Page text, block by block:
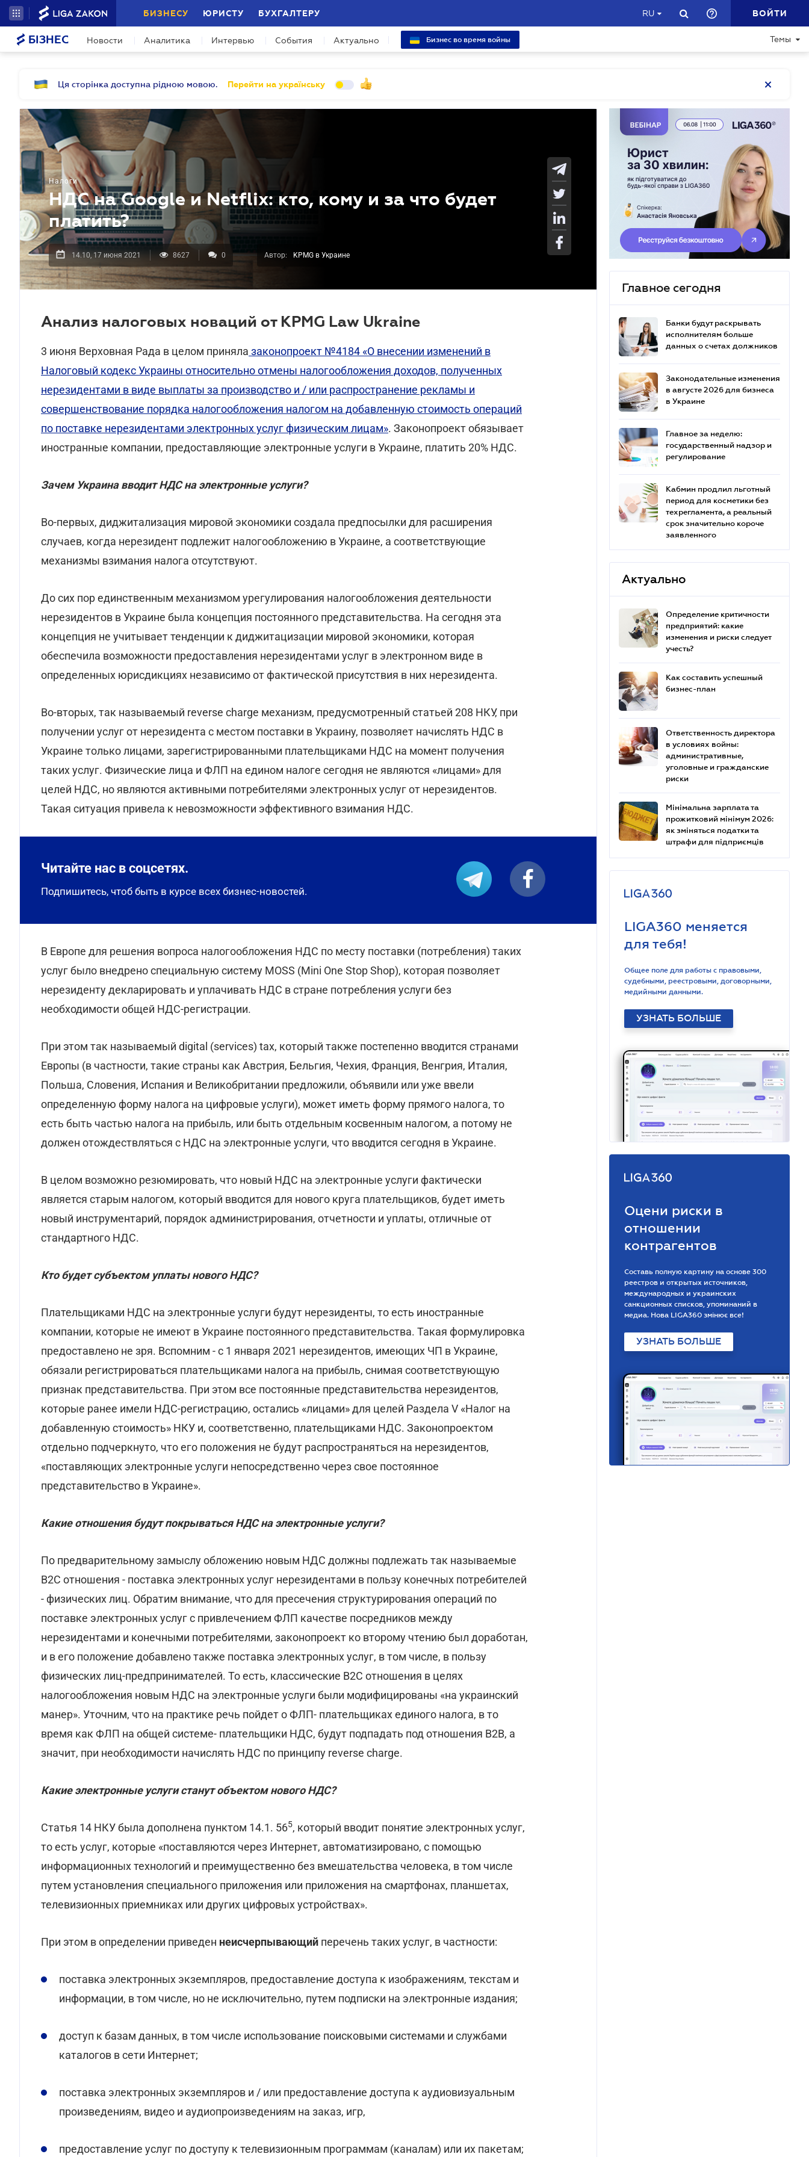
БИЗНЕСУ ЮРИСТУ БУХГАЛТЕРУ RU ВОЙТИ
БІЗНЕС Новости Аналитика Интервью События Актуально Бизнес во время войны Темы
Ця сторінка доступна рідною мовою. Перейти на українську
Налоги
НДС на Google и Netflix: кто, кому и за что будет
платить?
14.10, 17 июня 2021 8627 0 Автор: KPMG в Украине
Анализ налоговых новаций от KPMG Law Ukraine
3 июня Верховная Рада в целом приняла законопроект №4184 «О внесении изменений в
Налоговый кодекс Украины относительно отмены налогообложения доходов, полученных
нерезидентами в виде выплаты за производство и / или распространение рекламы и
совершенствование порядка налогообложения налогом на добавленную стоимость операций
по поставке нерезидентами электронных услуг физическим лицам». Законопроект обязывает
иностранные компании, предоставляющие электронные услуги в Украине, платить 20% НДС.
Зачем Украина вводит НДС на электронные услуги?
Во-первых, диджитализация мировой экономики создала предпосылки для расширения
случаев, когда нерезидент подлежит налогообложению в Украине, а соответствующие
механизмы взимания налога отсутствуют.
До сих пор единственным механизмом урегулирования налогообложения деятельности
нерезидентов в Украине была концепция постоянного представительства. На сегодня эта
концепция не учитывает тенденции к диджитацизации мировой экономики, которая
обеспечила возможности предоставления нерезидентами услуг в электронном виде в
определенных юрисдикциях независимо от фактической присутствия в них нерезидента.
Во-вторых, так называемый reverse charge механизм, предусмотренный статьей 208 НКУ, при
получении услуг от нерезидента с местом поставки в Украину, позволяет начислять НДС в
Украине только лицами, зарегистрированными плательщиками НДС на момент получения
таких услуг. Физические лица и ФЛП на едином налоге сегодня не являются «лицами» для
целей НДС, но являются активными потребителями электронных услуг от нерезидентов.
Такая ситуация привела к невозможности эффективного взимания НДС.
Читайте нас в соцсетях.
Подпишитесь, чтоб быть в курсе всех бизнес-новостей.
В Европе для решения вопроса налогообложения НДС по месту поставки (потребления) таких
услуг было внедрено специальную систему MOSS (Mini One Stop Shop), которая позволяет
нерезиденту декларировать и уплачивать НДС в стране потребления услуги без
необходимости общей НДС-регистрации.
При этом так называемый digital (services) tax, который также постепенно вводится странами
Европы (в частности, такие страны как Австрия, Бельгия, Чехия, Франция, Венгрия, Италия,
Польша, Словения, Испания и Великобритании предложили, объявили или уже ввели
определенную форму налога на цифровые услуги), может иметь форму прямого налога, то
есть быть частью налога на прибыль, или быть отдельным косвенным налогом, а потому не
должен отождествляться с НДС на электронные услуги, что вводится сегодня в Украине.
В целом возможно резюмировать, что новый НДС на электронные услуги фактически
является старым налогом, который вводится для нового круга плательщиков, будет иметь
новый инструментарий, порядок администрирования, отчетности и уплаты, отличные от
стандартного НДС.
Кто будет субъектом уплаты нового НДС?
Плательщиками НДС на электронные услуги будут нерезиденты, то есть иностранные
компании, которые не имеют в Украине постоянного представительства. Такая формулировка
предоставлено не зря. Вспомним - с 1 января 2021 нерезидентов, имеющих ЧП в Украине,
обязали регистрироваться плательщиками налога на прибыль, снимая соответствующую
признак представительства. При этом все постоянные представительства нерезидентов,
которые ранее имели НДС-регистрацию, остались «лицами» для целей Раздела V «Налог на
добавленную стоимость» НКУ и, соответственно, плательщиками НДС. Законопроектом
отдельно подчеркнуто, что его положения не будут распространяться на нерезидентов,
«поставляющих электронные услуги непосредственно через свое постоянное
представительство в Украине».
Какие отношения будут покрываться НДС на электронные услуги?
По предварительному замыслу обложению новым НДС должны подлежать так называемые
В2С отношения - поставка электронных услуг нерезидентами в пользу конечных потребителей
- физических лиц. Обратим внимание, что для пресечения структурирования операций по
поставке электронных услуг с привлечением ФЛП качестве посредников между
нерезидентами и конечными потребителями, законопроект ко второму чтению был доработан,
и в его положение добавлено также поставка электронных услуг, в том числе, в пользу
физических лиц-предпринимателей. То есть, классические В2C отношения в целях
налогообложения новым НДС на электронные услуги были модифицированы «на украинский
манер». Уточним, что на практике речь пойдет о ФЛП- плательщиках единого налога, в то
время как ФЛП на общей системе- плательщики НДС, будут подпадать под отношения B2B, а
значит, при необходимости начислять НДС по принципу reverse charge.
Какие электронные услуги станут объектом нового НДС?
Статья 14 НКУ была дополнена пунктом 14.1. 565, который вводит понятие электронных услуг,
то есть услуг, которые «поставляются через Интернет, автоматизировано, с помощью
информационных технологий и преимущественно без вмешательства человека, в том числе
путем установления специального приложения или приложения на смартфонах, планшетах,
телевизионных приемниках или других цифровых устройствах».
При этом в определении приведен неисчерпывающий перечень таких услуг, в частности:
поставка электронных экземпляров, предоставление доступа к изображениям, текстам и
информации, в том числе, но не исключительно, путем подписки на электронные издания;
доступ к базам данных, в том числе использование поисковыми системами и службами
каталогов в сети Интернет;
поставка электронных экземпляров и / или предоставление доступа к аудиовизуальным
произведениям, видео и аудиопроизведениям на заказ, игр,
предоставление услуг по доступу к телевизионным программам (каналам) или их пакетам;
Главное сегодня
Банки будут раскрывать
исполнителям больше
данных о счетах должников
Законодательные изменения
в августе 2026 для бизнеса
в Украине
Главное за неделю:
государственный надзор и
регулирование
Кабмин продлил льготный
период для косметики без
техрегламента, а реальный
срок значительно короче
заявленного
Актуально
Определение критичности
предприятий: какие
изменения и риски следует
учесть?
Как составить успешный
бизнес-план
Ответственность директора
в условиях войны:
административные,
уголовные и гражданские
риски
Мінімальна зарплата та
прожитковий мінімум 2026:
як зміняться податки та
штрафи для підприємців
LIGA360 меняется
для тебя!
Общее поле для работы с правовыми,
судебными, реестровыми, договорными,
медийными данными.
УЗНАТЬ БОЛЬШЕ
Оцени риски в
отношении
контрагентов
Составь полную картину на основе 300
реестров и открытых источников,
международных и украинских
санкционных списков, упоминаний в
медиа. Нова LIGA360 змінює все!
УЗНАТЬ БОЛЬШЕ